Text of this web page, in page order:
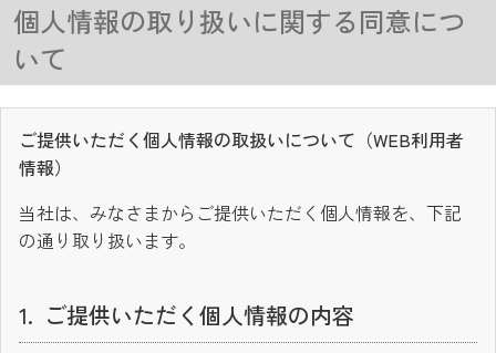
個人情報の取り扱いに関する同意につ
いて
ご提供いただく個人情報の取扱いについて（WEB利用者
情報）
当社は、みなさまからご提供いただく個人情報を、下記
の通り取り扱います。
ご提供いただく個人情報の内容